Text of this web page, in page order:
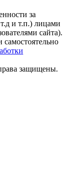
за
и т.п.) лицами
сайта).
защищены.